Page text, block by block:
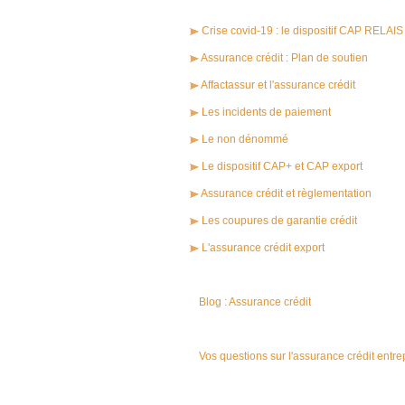
Crise covid-19 : le dispositif CAP RELAIS
Assurance crédit : Plan de soutien
Affactassur et l'assurance crédit
Les incidents de paiement
Le non dénommé
Le dispositif CAP+ et CAP export
Assurance crédit et règlementation
Les coupures de garantie crédit
L'assurance crédit export
Blog : Assurance crédit
Vos questions sur l'assurance crédit